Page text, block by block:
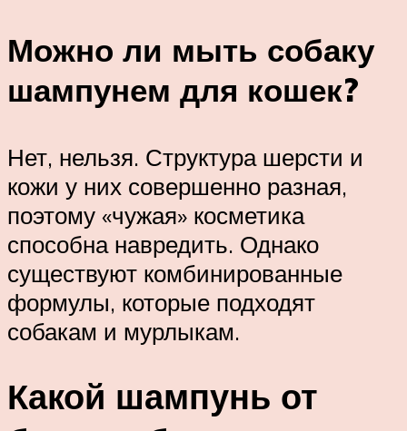
Можно ли мыть собаку
шампунем для кошек?
Нет, нельзя. Структура шерсти и
кожи у них совершенно разная,
поэтому «чужая» косметика
способна навредить. Однако
существуют комбинированные
формулы, которые подходят
собакам и мурлыкам.
Какой шампунь от